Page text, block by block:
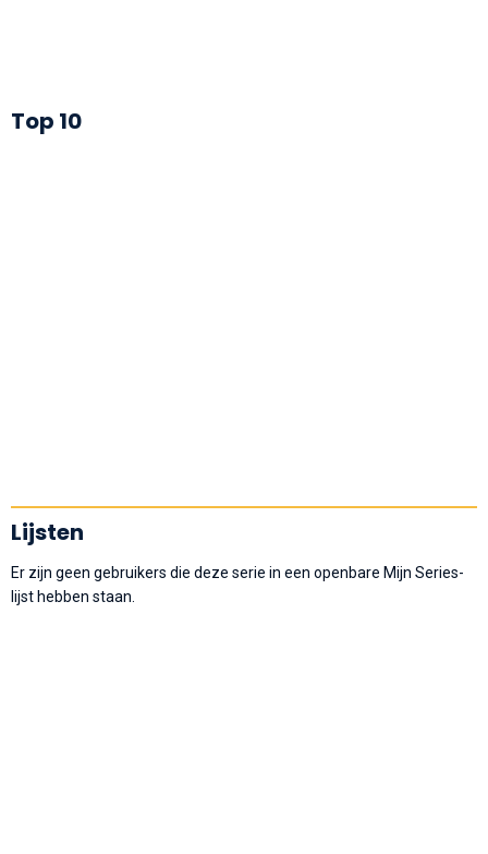
Top 10
Lijsten
Er zijn geen gebruikers die deze serie in een openbare Mijn Series-
lijst hebben staan.